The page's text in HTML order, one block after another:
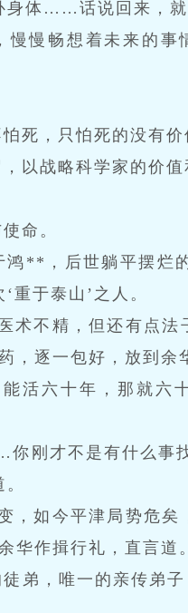
身体……话说回来，
慢慢畅想着未来的
死，只怕死的没有价
以战略科学家的价
命。
鸿**，后世躺平摆烂
重于泰山’之人。
术不精，但还有点
，逐一包好，放到余
活六十年，那就六
刚才不是有什么事
，如今平津局势危
华作揖行礼，直言道。
弟，唯一的亲传弟